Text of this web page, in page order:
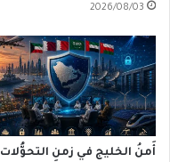
2026/08/03
أَمنُ الخليج في زمنِ التحوُّلات